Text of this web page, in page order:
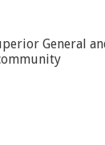
General